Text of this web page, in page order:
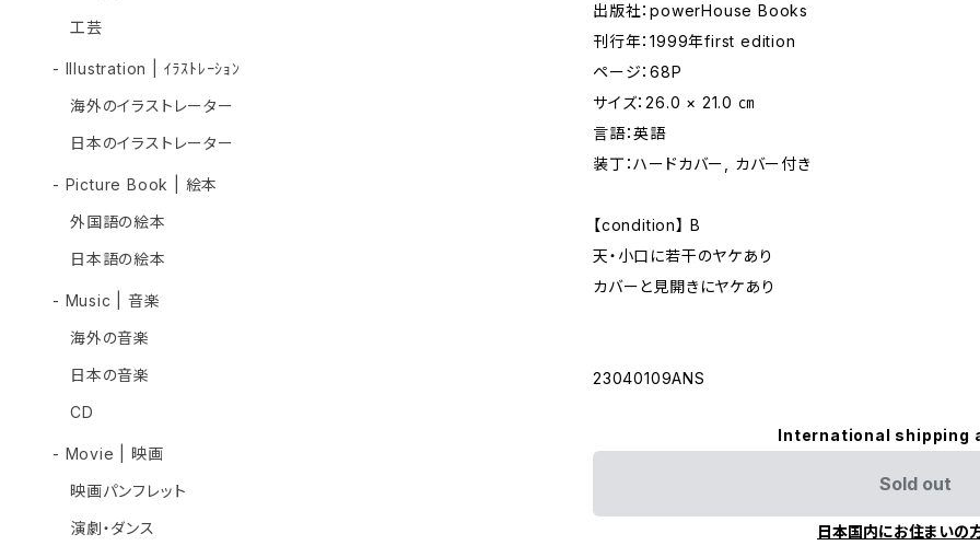
出版社：powerHouse Books
刊行年：1999年first edition
ページ：68P
サイズ：26.0 × 21.0 ㎝
言語：英語
装丁：ハードカバー, カバー付き
【condition】 B
天・小口に若干のヤケあり
カバーと見開きにヤケあり
23040109ANS
International shipping
Sold out
日本国内にお住まいの
工芸
- Illustration | ｲﾗｽﾄﾚｰｼｮﾝ
海外のイラストレーター
日本のイラストレーター
- Picture Book | 絵本
外国語の絵本
日本語の絵本
- Music | 音楽
海外の音楽
日本の音楽
CD
- Movie | 映画
映画パンフレット
演劇・ダンス